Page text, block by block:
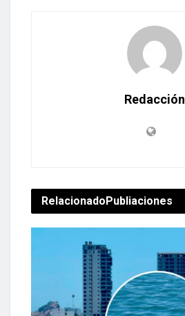
Redacción
Relacionado Publiaciones